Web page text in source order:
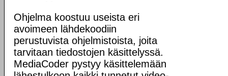
Ohjelma koostuu useista eri
avoimeen lähdekoodiin
perustuvista ohjelmistoista, joita
tarvitaan tiedostojen käsittelyssä.
MediaCoder pystyy käsittelemään